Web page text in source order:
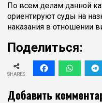
По всем делам данной
ориентируют суды на
наказания в отношении
Поделиться:
SHARES
Добавить